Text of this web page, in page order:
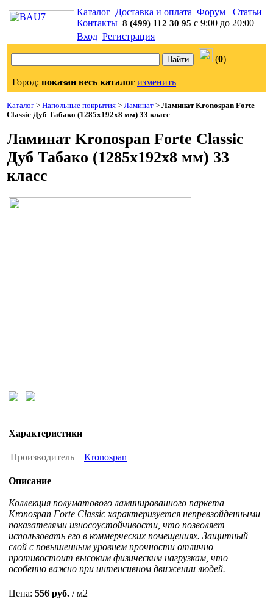
Каталог Доставка и оплата Форум
Статьи
Контакты 8 (499) 112 30 95 с 9:00 до 20:00
Вход Регистрация
(0)
Город: показан весь каталог изменить
Каталог > Напольные покрытия > Ламинат > Ламинат Kronospan Forte
Classic Дуб Табако (1285x192x8 мм) 33 класс
Ламинат Kronospan Forte Classic
Дуб Табако (1285x192x8 мм) 33
класс
Характеристики
Производитель Kronospan
Описание
Коллекция полуматового ламинированного паркета
Kronospan Forte Classic характеризуется непревзойденными
показателями износоустойчивости, что позволяет
использовать его в коммерческих помещениях. Защитный
слой с повышенным уровнем прочности отлично
противостоит высоким физическим нагрузкам, что
особенно важно при интенсивном движении людей.
Цена: 556 руб. / м2